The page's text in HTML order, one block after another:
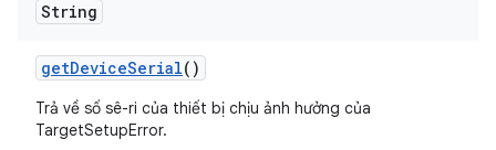
String
getDeviceSerial()
Trả về số sê-ri của thiết bị chịu ảnh hưởng của
TargetSetupError.